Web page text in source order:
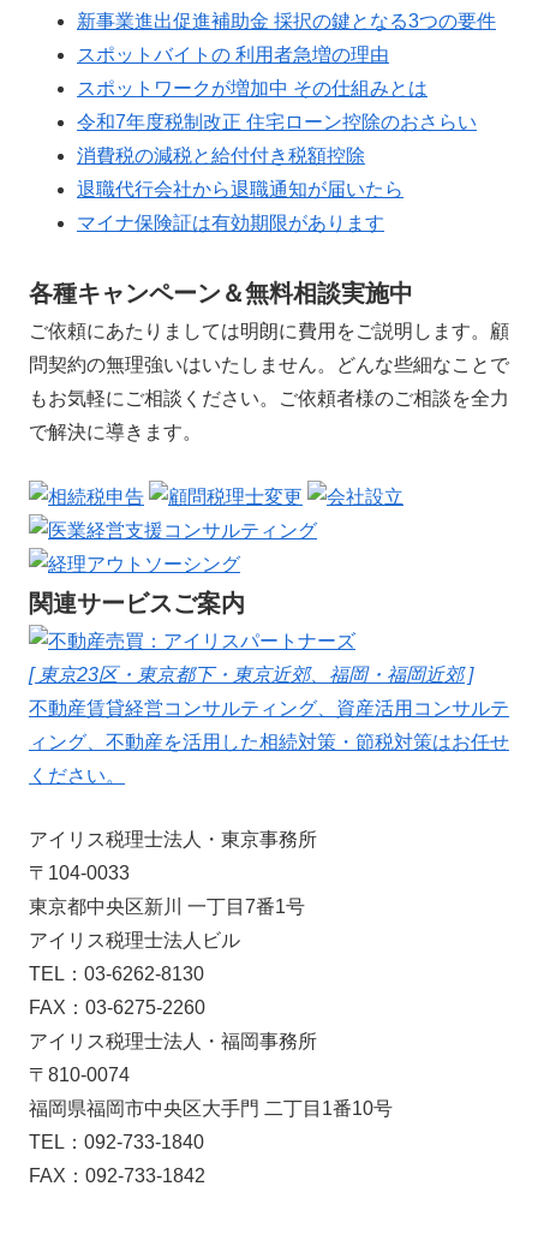
新事業進出促進補助金 採択の鍵となる3つの要件
スポットバイトの 利用者急増の理由
スポットワークが増加中 その仕組みとは
令和7年度税制改正 住宅ローン控除のおさらい
消費税の減税と給付付き税額控除
退職代行会社から退職通知が届いたら
マイナ保険証は有効期限があります
各種キャンペーン＆無料相談実施中
ご依頼にあたりましては明朗に費用をご説明します。顧
問契約の無理強いはいたしません。どんな些細なことで
もお気軽にご相談ください。ご依頼者様のご相談を全力
で解決に導きます。
関連サービスご案内
[ 東京23区・東京都下・東京近郊、福岡・福岡近郊 ]
不動産賃貸経営コンサルティング、資産活用コンサルテ
ィング、不動産を活用した相続対策・節税対策はお任せ
ください。
アイリス税理士法人・東京事務所
〒104-0033
東京都中央区新川 一丁目7番1号
アイリス税理士法人ビル
TEL：03-6262-8130
FAX：03-6275-2260
アイリス税理士法人・福岡事務所
〒810-0074
福岡県福岡市中央区大手門 二丁目1番10号
TEL：092-733-1840
FAX：092-733-1842